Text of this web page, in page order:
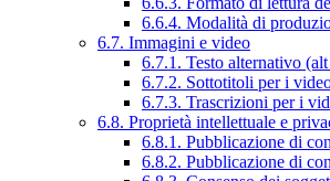
6.6.4. Modalità di
6.7. Immagini e video
6.7.1. Testo alternativo
6.7.2. Sottotitoli per i
6.7.3. Trascrizioni per i
6.8. Proprietà intellettuale e
6.8.1. Pubblicazione di
6.8.2. Pubblicazione di